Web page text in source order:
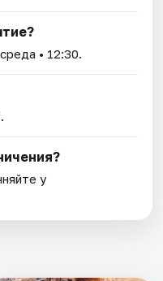
среда • 12:30.
у